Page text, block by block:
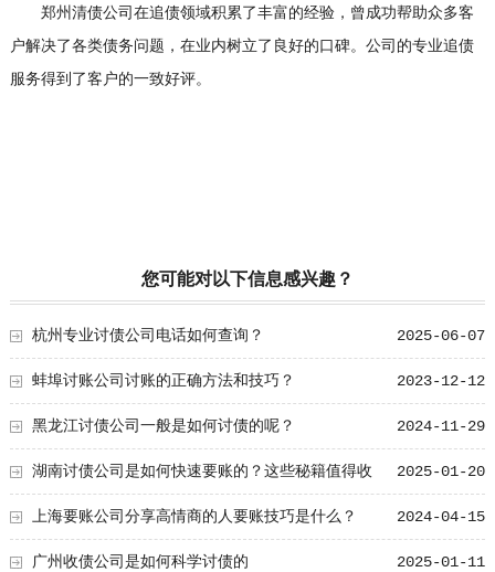
郑州清债公司在追债领域积累了丰富的经验，曾成功帮助众多客
户解决了各类债务问题，在业内树立了良好的口碑。公司的专业追债
服务得到了客户的一致好评。
您可能对以下信息感兴趣？
2025-06-07
杭州专业讨债公司电话如何查询？
2023-12-12
蚌埠讨账公司讨账的正确方法和技巧？
2024-11-29
黑龙江讨债公司一般是如何讨债的呢？
2025-01-20
湖南讨债公司是如何快速要账的？这些秘籍值得收
藏！ 2024-04-15
上海要账公司分享高情商的人要账技巧是什么？
2025-01-11
广州收债公司是如何科学讨债的